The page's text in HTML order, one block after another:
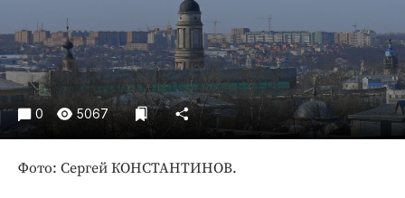
Погода
Праздники
Происшествия
Спорт
Экономика и бизнес
ПРОЕКТЫ
0 5067
Фото: Сергей КОНСТАНТИНОВ.